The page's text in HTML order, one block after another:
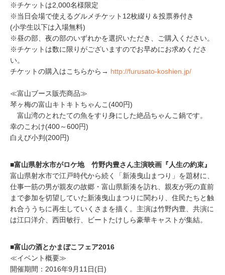
※チケットは2,000名様限定
※当日会場で使えるグルメチケット12枚綴り＆投票券付き
(小学生以下は入場無料)
※昼の部、夜の部のいずれかを選択いただき、ご購入ください。
※チケットは数に限りがございますのでお早めにお求めくださ
い。
チケットの購入はこちらから→ http://furusato-koshien.jp/
≪富山ブース販売商品≫
琴ヶ梅の富山キトキトちゃんこ(400円)
富山湾のとれたての魚をすり身にした絶品ちゃんこ鍋です。
幸のこわけ(400～600円)
白えび小判(200円)
■富山県射水市がロケ地 竹野内豊さん主演映画『人生の約束』
富山県射水市で江戸時代から続く「新湊曳山まつり」を題材に、
仕事一筋の男が親友の故郷・富山県新湊を訪れ、親友が死の直前
まで参加を切望していた新湊曳山まつりに関わり、住民たちと触
れ合ううちに再生していくさまを描く。主演は竹野内豊、共演に
は江口洋介、西田敏行、ビートたけしら豪華キャストが集結。
■富山の酒とかまぼこフェア2016
≪イベント概要≫
開催期間：2016年9月11日(日)